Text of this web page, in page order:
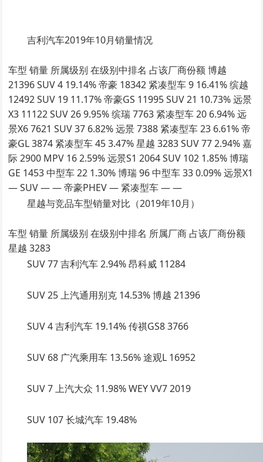
吉利汽车2019年10月销量情况
车型 销量 所属级别 在级别中排名 占该厂商份额 博越
21396 SUV 4 19.14% 帝豪 18342 紧凑型车 9 16.41% 缤越
12492 SUV 19 11.17% 帝豪GS 11995 SUV 21 10.73% 远景
X3 11122 SUV 26 9.95% 缤瑞 7763 紧凑型车 20 6.94% 远
景X6 7621 SUV 37 6.82% 远景 7388 紧凑型车 23 6.61% 帝
豪GL 3874 紧凑型车 45 3.47% 星越 3283 SUV 77 2.94% 嘉
际 2900 MPV 16 2.59% 远景S1 2064 SUV 102 1.85% 博瑞
GE 1453 中型车 22 1.30% 博瑞 96 中型车 33 0.09% 远景X1
— SUV — — 帝豪PHEV — 紧凑型车 — —
星越与竞品车型销量对比（2019年10月）
车型 销量 所属级别 在级别中排名 所属厂商 占该厂商份额
星越 3283
SUV 77 吉利汽车 2.94% 昂科威 11284
SUV 25 上汽通用别克 14.53% 博越 21396
SUV 4 吉利汽车 19.14% 传祺GS8 3766
SUV 68 广汽乘用车 13.56% 途观L 16952
SUV 7 上汽大众 11.98% WEY VV7 2019
SUV 107 长城汽车 19.48%